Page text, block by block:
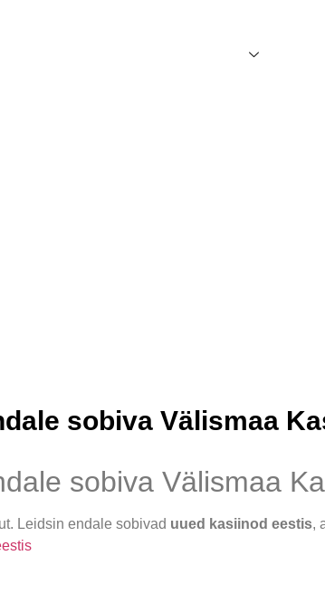
sobiva Välismaa
sobiva Välismaa
Leidsin endale sobivad uued kasiinod eestis,